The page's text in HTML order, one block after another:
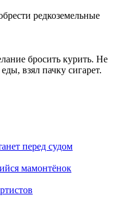
редкоземельные
бросить курить. Не
взял пачку сигарет.
перед судом
мамонтёнок